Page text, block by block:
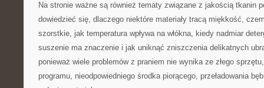
Na stronie ważne są również tematy związane z jakością tkanin
dowiedzieć się, dlaczego niektóre materiały tracą miękkość,
szorstkie, jak temperatura wpływa na włókna, kiedy nadmiar
suszenie ma znaczenie i jak uniknąć zniszczenia delikatnych
ponieważ wiele problemów z praniem nie wynika ze złego
programu, nieodpowiedniego środka piorącego, przeładowania